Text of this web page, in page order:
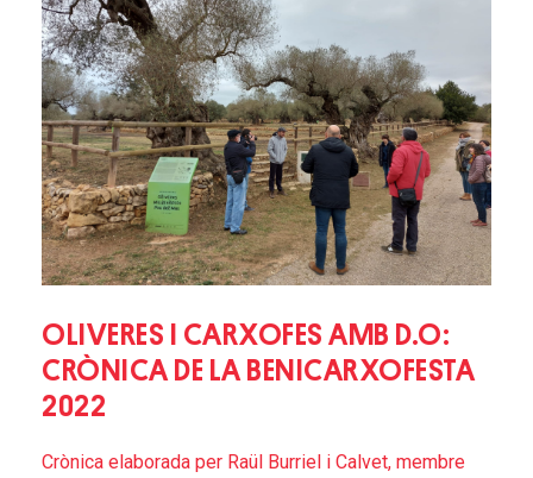
OLIVERES I CARXOFES AMB D.O:
CRÒNICA DE LA BENICARXOFESTA
2022
Crònica elaborada per Raül Burriel i Calvet, membre